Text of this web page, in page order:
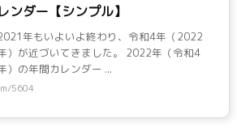
レンダー【シンプル】
年もいよいよ終わり、令和4年（2022
）が近づいてきました。 2022年（令和4
）の年間カレンダー ...
5604